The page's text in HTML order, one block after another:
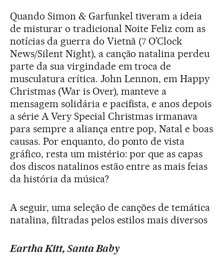
Quando Simon & Garfunkel tiveram a ideia
de misturar o tradicional Noite Feliz com as
notícias da guerra do Vietnã (7 O’Clock
News/Silent Night), a canção natalina perdeu
parte da sua virgindade em troca de
musculatura crítica. John Lennon, em Happy
Christmas (War is Over), manteve a
mensagem solidária e pacifista, e anos depois
a série A Very Special Christmas irmanava
para sempre a aliança entre pop, Natal e boas
causas. Por enquanto, do ponto de vista
gráfico, resta um mistério: por que as capas
dos discos natalinos estão entre as mais feias
da história da música?
A seguir, uma seleção de canções de temática
natalina, filtradas pelos estilos mais diversos
Eartha Kitt, Santa Baby